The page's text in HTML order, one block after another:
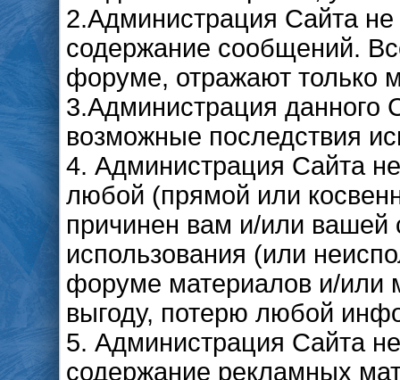
2.Администрация Сайта не
содержание сообщений.
форуме, отражают только
3.Администрация данного
возможные последствия
4. Администрация Сайта не
любой (прямой или
причинен вам и/или вашей
использования (или
форуме материалов и/или
выгоду, потерю любой
5. Администрация Сайта не
содержание рекламных